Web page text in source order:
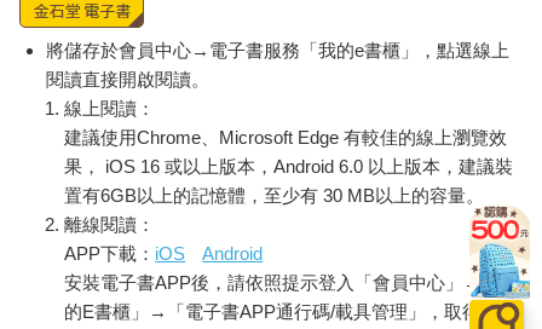
將儲存於會員中心→電子書服務「我的e書櫃」，點選線上
閱讀直接開啟閱讀。
線上閱讀：
建議使用Chrome、Microsoft Edge 有較佳的線上瀏覽效
果， iOS 16 或以上版本，Android 6.0 以上版本，建議裝
置有6GB以上的記憶體，至少有 30 MB以上的容量。
離線閱讀：
APP下載： iOS
Android
安裝電子書APP後，請依照提示登入「會員中心」→「我
的E書櫃」→「電子書APP通行碼/載具管理」，取得通行